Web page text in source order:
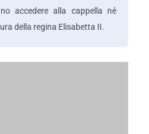
accedere alla cappella né
della regina Elisabetta II.